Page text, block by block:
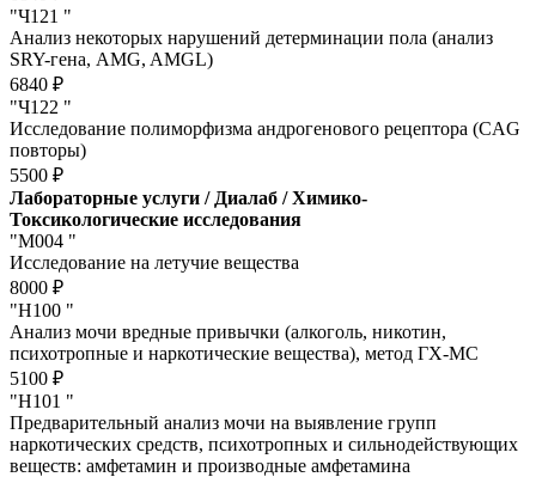
"Ч121 "
Анализ некоторых нарушений детерминации пола (анализ
SRY-гена, AMG, AMGL)
6840 ₽
"Ч122 "
Исследование полиморфизма андрогенового рецептора (CAG
повторы)
5500 ₽
Лабораторные услуги / Диалаб / Химико-
Токсикологические исследования
"М004 "
Исследование на летучие вещества
8000 ₽
"Н100 "
Анализ мочи вредные привычки (алкоголь, никотин,
психотропные и наркотические вещества), метод ГХ-МС
5100 ₽
"Н101 "
Предварительный анализ мочи на выявление групп
наркотических средств, психотропных и сильнодействующих
веществ: амфетамин и производные амфетамина